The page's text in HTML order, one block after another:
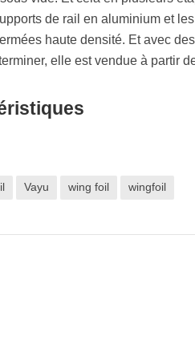
de rail en aluminium et
haute densité. Et avec
elle est vendue à partir
Vayu wing foil wingfoil